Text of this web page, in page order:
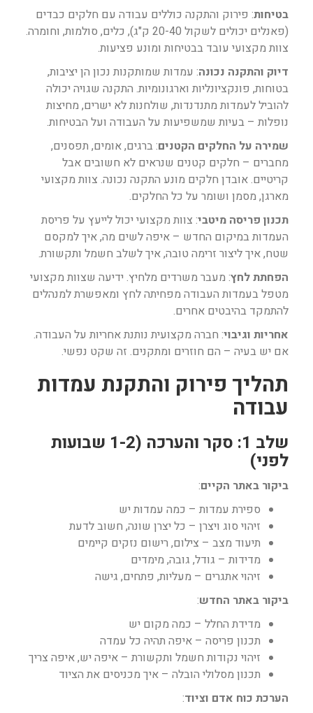
בטיחות: פירוק והתקנה כוללים עבודה עם חלקים כבדים
(פאנלים יכולים לשקול 20-40 ק"ג), כלים, סולמות, וחומרה.
צוות מקצועי עובד בבטיחות ומונע פציעות.
דיוק והתקנה נכונה: עמדות שמותקנות נכון הן יציבות,
בטוחות, פונקציונליות וארגונומיות. התקנה שגויה יכולה
להוביל לעמדות מתנדנדות, שולחנות לא ישרים, מחיצות
נופלות – בעיות שמשפיעות על העבודה ועל הבטיחות.
שמירה על החלקים הקטנים: ברגים, אומים, תפסנים,
מחברים – חלקים קטנים שנראים לא חשובים אבל
קריטיים. אובדן חלקים מונע התקנה נכונה. צוות מקצועי
מארגן, מסמן ושומר על כל החלקים.
תכנון פריסה מיטבי: צוות מקצועי יכול לייעץ על פריסת
העמדות במיקום החדש – איפה לשים מה, איך למקסם
שטח, איך ליצור זרימה טובה, איך לשלב חשמל ותקשורת.
הפחתת לחץ: מעבר משרדים מלחיץ. ידיעה שצוות מקצועי
מטפל בעמדות העבודה מפחיתה לחץ ומאפשרת למנהלים
להתמקד בהיבטים אחרים.
אחריות וגיבוי: חברה מקצועית נותנת אחריות על העבודה.
אם יש בעיה – הם חוזרים ומתקנים. זה שקט נפשי.
תהליך פירוק והתקנת עמדות
עבודה
שלב 1: סקר והערכה (1-2 שבועות
לפני)
ביקור באתר הקיים:
ספירת עמדות – כמה עמדות יש
זיהוי סוג ויצרן – כל יצרן שונה, חשוב לדעת
תיעוד מצב – צילום, רישום נזקים קיימים
מדידות – גודל, גובה, מימדים
זיהוי אתגרים – מעליות, פתחים, גישה
ביקור באתר החדש:
מדידת החלל – כמה מקום יש
תכנון פריסה – איפה תהיה כל עמדה
זיהוי נקודות חשמל ותקשורת – איפה יש, איפה צריך
תכנון מסלולי הובלה – איך מכניסים את הציוד
הערכת כוח אדם וציוד: